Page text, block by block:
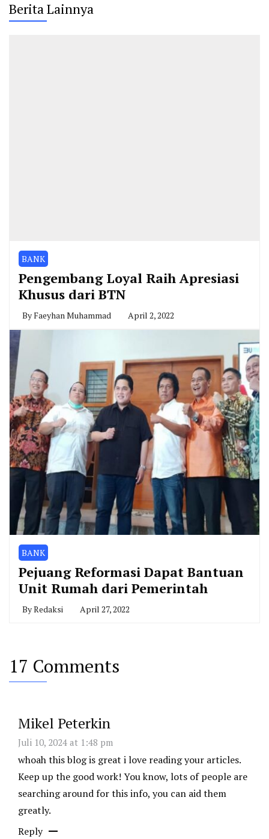
Berita Lainnya
BANK
Pengembang Loyal Raih Apresiasi
Khusus dari BTN
ByFaeyhan Muhammad April 2, 2022
BANK
Pejuang Reformasi Dapat Bantuan
Unit Rumah dari Pemerintah
ByRedaksi April 27, 2022
17 Comments
Mikel Peterkin
Juli 10, 2024 at 1:48 pm
whoah this blog is great i love reading your articles.
Keep up the good work! You know, lots of people are
searching around for this info, you can aid them
greatly.
Reply